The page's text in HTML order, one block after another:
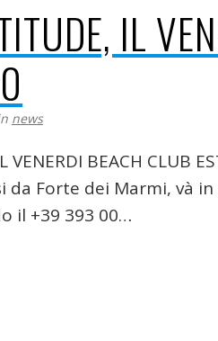
IL
news
VENERDI BEACH CLUB
da Forte dei Marmi, và
il +39 393 00…